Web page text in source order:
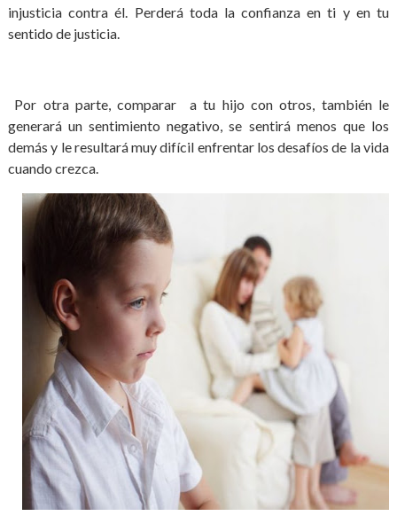
injusticia contra él. Perderá toda la confianza en ti y en tu
sentido de justicia.
Por otra parte, comparar a tu hijo con otros, también le
generará un sentimiento negativo, se sentirá menos que los
demás y le resultará muy difícil enfrentar los desafíos de la vida
cuando crezca.